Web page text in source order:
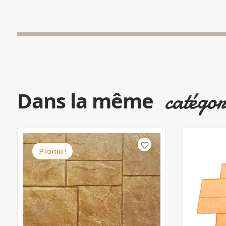
Dans la même
favorite_border
Promo !